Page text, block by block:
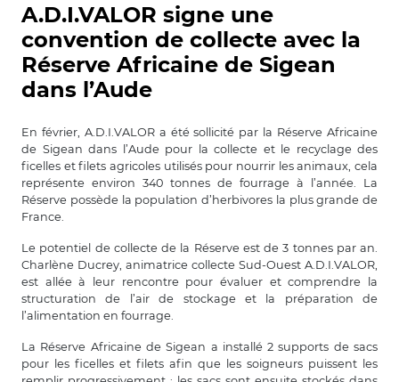
A.D.I.VALOR signe une
convention de collecte avec la
Réserve Africaine de Sigean
dans l’Aude
En février, A.D.I.VALOR a été sollicité par la Réserve Africaine
de Sigean dans l’Aude pour la collecte et le recyclage des
ficelles et filets agricoles utilisés pour nourrir les animaux, cela
représente environ 340 tonnes de fourrage à l’année. La
Réserve possède la population d’herbivores la plus grande de
France.
Le potentiel de collecte de la Réserve est de 3 tonnes par an.
Charlène Ducrey, animatrice collecte Sud-Ouest A.D.I.VALOR,
est allée à leur rencontre pour évaluer et comprendre la
structuration de l’air de stockage et la préparation de
l’alimentation en fourrage.
La Réserve Africaine de Sigean a installé 2 supports de sacs
pour les ficelles et filets afin que les soigneurs puissent les